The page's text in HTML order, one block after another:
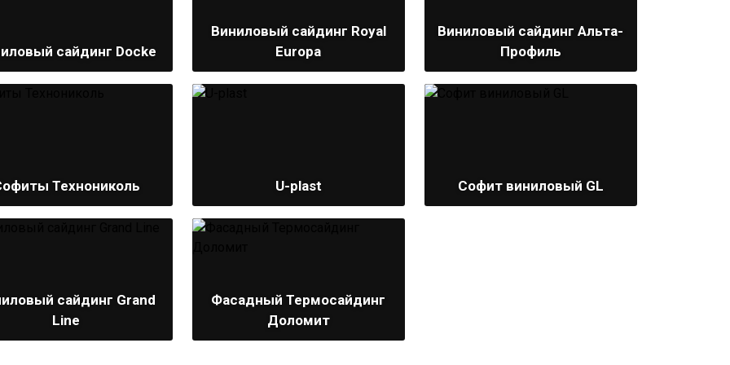
сайдинг Docke
Виниловый сайдинг Royal
Europa
Виниловый сайдинг Альта-
Профиль
Технониколь U-plast Софит виниловый GL
сайдинг Grand
Line
Фасадный Термосайдинг
Доломит